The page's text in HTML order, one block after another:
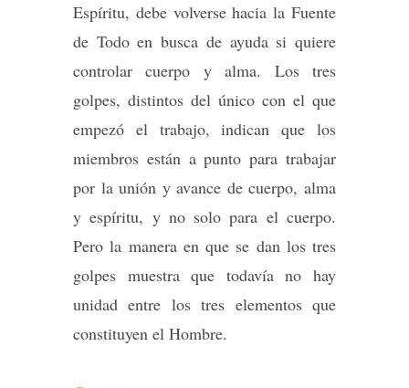
Espíritu, debe volverse hacia la Fuente
de Todo en busca de ayuda si quiere
controlar cuerpo y alma. Los tres
golpes, distintos del único con el que
empezó el trabajo, indican que los
miembros están a punto para trabajar
por la unión y avance de cuerpo, alma
y espíritu, y no solo para el cuerpo.
Pero la manera en que se dan los tres
golpes muestra que todavía no hay
unidad entre los tres elementos que
constituyen el Hombre.